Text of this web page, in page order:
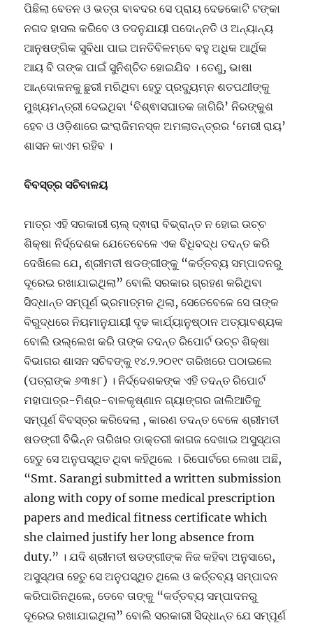
ପିଛିଲା ବେତନ ଓ ଭତ୍ତା ବାବଦର ସେ ପ୍ରାୟ ଦେଢକୋଟି ଟଙ୍କା
ନଗଦ ହାସଲ କରିବେ ଓ ତଦନୁଯାୟୀ ପଦୋନ୍ନତି ଓ ଅନ୍ୟାନ୍ୟ
ଆନୁଷଙ୍ଗିକ ସୁବିଧା ପାଇ ଅନତିବିଳମ୍ବେ ବହୁ ଅଧିକ ଆର୍ଥିକ
ଆୟ ବି ତାଙ୍କ ପାଇଁ ସୁନିଶ୍ଚିତ ହୋଇଯିବ । ତେଣୁ, ଭାଷା
ଆନ୍ଦୋଳନକୁ ଛୁରୀ ମରିଥିବା ହେତୁ ପ୍ରଦ୍ୟୁମ୍ନ ଶତପଥୀଙ୍କୁ
ମୁଖ୍ୟମନ୍ତ୍ରୀ ଦେଇଥିବା ‘ବିଶ୍ଵାସଘାତକ ଜାଗିରି’ ନିରଙ୍କୁଶ
ହେବ ଓ ଓଡ଼ିଶାରେ ଇଂରାଜିମନସ୍କ ଅମଲାତନ୍ତ୍ରର ‘ମେରୀ ରାୟ’
ଶାସନ କାଏମ ରହିବ ।
ବିବସ୍ତ୍ର ସଚିବାଳୟ
ମାତ୍ର ଏହି ସରକାରୀ ଚାଲ୍ ଦ୍ଵାରା ବିଭ୍ରାନ୍ତ ନ ହୋଇ ଉଚ୍ଚ
ଶିକ୍ଷା ନିର୍ଦ୍ଦେଶକ ଯେତେବେଳେ ଏକ ବିଧିବଦ୍ଧ ତଦନ୍ତ କରି
ଦେଖିଲେ ଯେ, ଶ୍ରୀମତୀ ଷଡଙ୍ଗୀଙ୍କୁ “କର୍ତ୍ତବ୍ୟ ସମ୍ପାଦନରୁ
ଦୂରେଇ ରଖାଯାଇଥିଲା” ବୋଲି ସରକାର ଗ୍ରହଣ କରିଥିବା
ସିଦ୍ଧାନ୍ତ ସମ୍ପୂର୍ଣ ଭ୍ରମାତ୍ମକ ଥିଲା, ସେତେବେଳେ ସେ ତାଙ୍କ
ବିରୁଦ୍ଧରେ ନିୟମାନୁଯାୟୀ ଦୃଢ କାର୍ଯ୍ୟାନୁଷ୍ଠାନ ଅତ୍ୟାବଶ୍ୟକ
ବୋଲି ଉଲ୍ଲେଖ କରି ତାଙ୍କ ତଦନ୍ତ ରିପୋର୍ଟ ଉଚ୍ଚ ଶିକ୍ଷା
ବିଭାଗର ଶାସନ ସଚିବଙ୍କୁ ୧୪.୨.୨୦୧୯ ତାରିଖରେ ପଠାଇଲେ
(ପତ୍ରାଙ୍କ ୬୩୫୮) । ନିର୍ଦ୍ଦେଶକଙ୍କ ଏହି ତଦନ୍ତ ରିପୋର୍ଟ
ମହାପାତ୍ର-ମିଶ୍ର-ବାଳକୃଷ୍ଣାନ ଗ୍ୟାଙ୍ଗର ଜାଲିଆତିକୁ
ସମ୍ପୂର୍ଣ ବିବସ୍ତ୍ର କରିଦେଲା , କାରଣ ତଦନ୍ତ ବେଳେ ଶ୍ରୀମତୀ
ଷଡଙ୍ଗୀ ବିଭିନ୍ନ ତାରିଖର ଡାକ୍ତରୀ କାଗଜ ଦେଖାଇ ଅସୁସ୍ଥତା
ହେତୁ ସେ ଅନୁପସ୍ଥିତ ଥିବା କହିଥିଲେ । ରିପୋର୍ଟରେ ଲେଖା ଅଛି,
“Smt. Sarangi submitted a written submission
along with copy of some medical prescription
papers and medical fitness certificate which
she claimed justify her long absence from
duty.” । ଯଦି ଶ୍ରୀମତୀ ଷଡଙ୍ଗୀଙ୍କ ନିଜ କହିବା ଅନୁସାରେ,
ଅସୁସ୍ଥତା ହେତୁ ସେ ଅନୁପସ୍ଥିତ ଥିଲେ ଓ କର୍ତ୍ତବ୍ୟ ସମ୍ପାଦନ
କରିପାରିନଥିଲେ, ତେବେ ତାଙ୍କୁ “କର୍ତ୍ତବ୍ୟ ସମ୍ପାଦନରୁ
ଦୂରେଇ ରଖାଯାଇଥିଲା” ବୋଲି ସରକାରୀ ସିଦ୍ଧାନ୍ତ ଯେ ସମ୍ପୂର୍ଣ